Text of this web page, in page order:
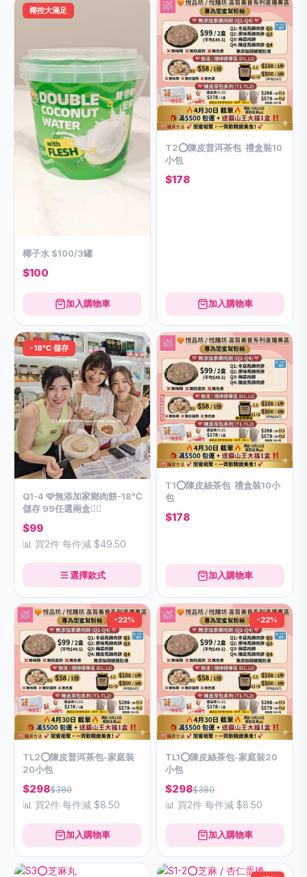
椰控大滿足
椰子水 $100/3罐
$100
加入購物車
T2⭕️陳皮普洱茶包 禮盒裝10
小包
$178
加入購物車
-18℃ 儲存
Q1-4 🩷無添加家鄉肉餅-18℃
儲存 99任選兩盒👇🏻
$99
📊 買2件 每件減 $49.50
選擇款式
T1⭕️陳皮絲茶包 禮盒裝10小
包
$178
加入購物車
-22%
TL2⭕️陳皮普洱茶包-家庭裝
20小包
$298$380
📊 買2件 每件減 $8.50
加入購物車
-22%
TL1⭕️陳皮絲茶包-家庭裝20
小包
$298$380
📊 買2件 每件減 $8.50
加入購物車